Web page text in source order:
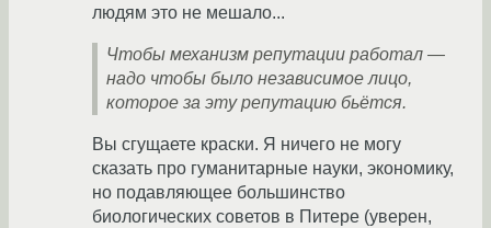
людям это не мешало...
Чтобы механизм репутации работал —
надо чтобы было независимое лицо,
которое за эту репутацию бьётся.
Вы сгущаете краски. Я ничего не могу
сказать про гуманитарные науки, экономику,
но подавляющее большинство
биологических советов в Питере (уверен,